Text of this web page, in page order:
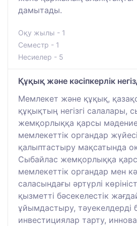
дамытады.
Оқу жылы - 1
Семестр - 1
Несиелер - 5
Құқық және кәсіпкерлік
Мемлекет және құқық,
құқықтың негізгі салалары,
жемқорлыққа қарсы
мемлекеттік органдар
қалыптастыру мақсатында
Сыбайлас жемқорлыққа
мемлекеттік органдар мен
саласындағы әртүрлі
қызметті бәсекелестік
ұйымдастыру, тәуекелдерді
инвестициялар тарту,